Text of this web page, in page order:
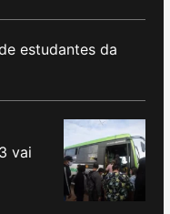
estudantes da
vai